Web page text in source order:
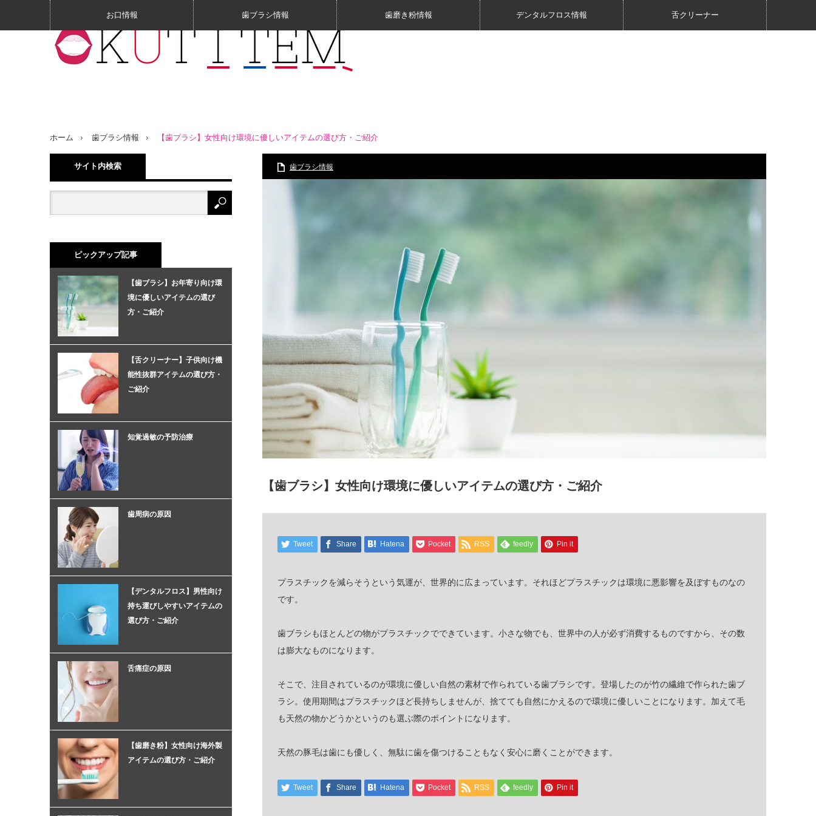
お口情報 歯ブラシ情報 歯磨き粉情報 デンタルフロス情報 舌クリーナー
ホーム 歯ブラシ情報 【歯ブラシ】女性向け環境に優しいアイテムの選び方・ご紹介
歯ブラシ情報
【歯ブラシ】女性向け環境に優しいアイテムの選び方・ご紹介
Tweet Share Hatena Pocket RSS feedly Pin it
プラスチックを減らそうという気運が、世界的に広まっています。それほどプラスチックは環境に悪影響を及ぼすものなの
です。
歯ブラシもほとんどの物がプラスチックでできています。小さな物でも、世界中の人が必ず消費するものですから、その数
は膨大なものになります。
そこで、注目されているのが環境に優しい自然の素材で作られている歯ブラシです。登場したのが竹の繊維で作られた歯ブ
ラシ。使用期間はプラスチックほど長持ちしませんが、捨てても自然にかえるので環境に優しいことになります。加えて毛
も天然の物かどうかというのも選ぶ際のポイントになります。
天然の豚毛は歯にも優しく、無駄に歯を傷つけることもなく安心に磨くことができます。
Tweet Share Hatena Pocket RSS feedly Pin it
サイト内検索
ピックアップ記事
【歯ブラシ】お年寄り向け環
境に優しいアイテムの選び
方・ご紹介
【舌クリーナー】子供向け機
能性抜群アイテムの選び方・
ご紹介
知覚過敏の予防治療
歯周病の原因
【デンタルフロス】男性向け
持ち運びしやすいアイテムの
選び方・ご紹介
舌痛症の原因
【歯磨き粉】女性向け海外製
アイテムの選び方・ご紹介